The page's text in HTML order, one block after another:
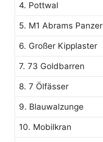
4. Pottwal
5. M1 Abrams Panzer
6. Großer Kipplaster
7. 73 Goldbarren
8. 7 Ölfässer
9. Blauwalzunge
10. Mobilkran